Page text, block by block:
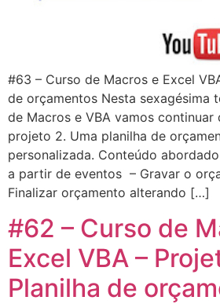
#63 – Curso de Macros e Excel
de orçamentos Nesta sexagésima
de Macros e VBA vamos continuar
projeto 2. Uma planilha de
personalizada. Conteúdo
a partir de eventos – Gravar o
Finalizar orçamento alterando […]
#62 – Curso de
Excel VBA –
Planilha de